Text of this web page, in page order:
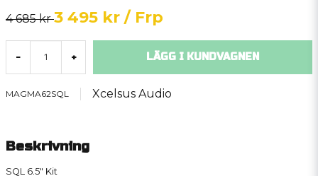
4 685 kr3 495 kr / Frp
- + LÄGG I KUNDVAGNEN
MAGMA62SQL Xcelsus Audio
Beskrivning
SQL 6.5" Kit